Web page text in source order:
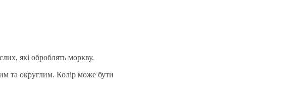
які оброблять моркву.
та округлим. Колір може бути